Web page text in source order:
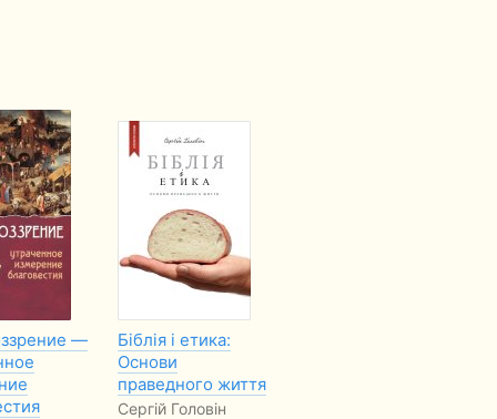
—
Біблія і етика:
Основи
праведного життя
Сергій Головін